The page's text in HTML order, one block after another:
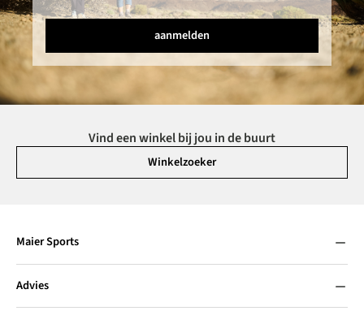
aanmelden
Vind een winkel bij jou in de buurt
Winkelzoeker
Maier Sports
Advies